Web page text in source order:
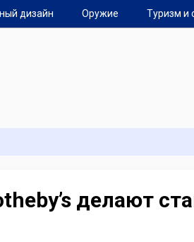
дизайн Оружие Туризм и
делают